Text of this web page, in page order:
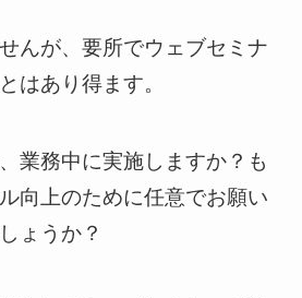
んが、要所でウェブセミナ
はあり得ます。
業務中に実施しますか？も
向上のために任意でお願い
ょうか？